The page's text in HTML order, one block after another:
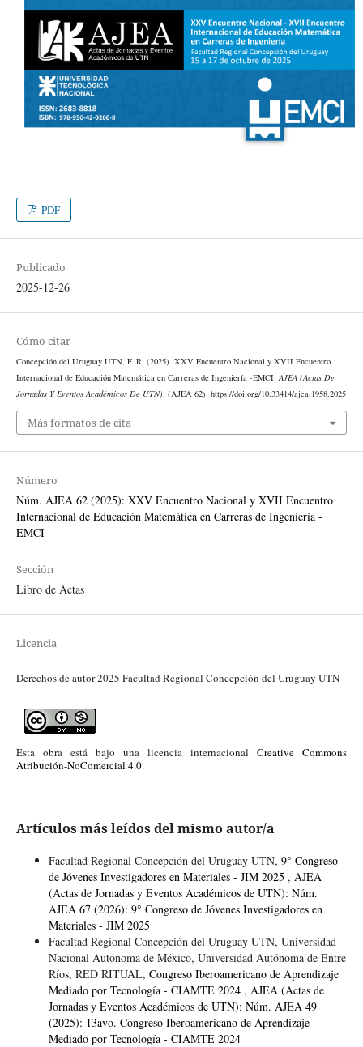
PDF
Publicado
2025-12-26
Cómo citar
Concepción del Uruguay UTN, F. R. (2025). XXV Encuentro Nacional y XVII Encuentro
Internacional de Educación Matemática en Carreras de Ingeniería -EMCI.AJEA (Actas De
Jornadas Y Eventos Académicos De UTN), (AJEA 62). https://doi.org/10.33414/ajea.1958.2025
Más formatos de cita
Número
Núm. AJEA 62 (2025): XXV Encuentro Nacional y XVII Encuentro
Internacional de Educación Matemática en Carreras de Ingeniería -
EMCI
Sección
Libro de Actas
Licencia
Derechos de autor 2025 Facultad Regional Concepción del Uruguay UTN
Esta obra está bajo una licencia internacionalCreative Commons
Atribución-NoComercial 4.0.
Artículos más leídos del mismo autor/a
Facultad Regional Concepción del Uruguay UTN, 9° Congreso
de Jóvenes Investigadores en Materiales - JIM 2025 , AJEA
(Actas de Jornadas y Eventos Académicos de UTN): Núm.
AJEA 67 (2026): 9° Congreso de Jóvenes Investigadores en
Materiales - JIM 2025
Facultad Regional Concepción del Uruguay UTN, Universidad
Nacional Autónoma de México, Universidad Autónoma de Entre
Ríos, RED RITUAL, Congreso Iberoamericano de Aprendizaje
Mediado por Tecnología - CIAMTE 2024 , AJEA (Actas de
Jornadas y Eventos Académicos de UTN): Núm. AJEA 49
(2025): 13avo. Congreso Iberoamericano de Aprendizaje
Mediado por Tecnología - CIAMTE 2024